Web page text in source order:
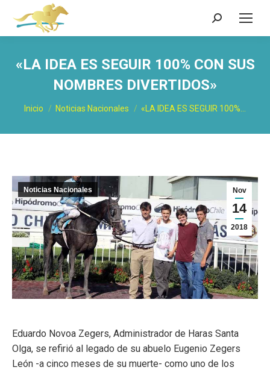
Buscar:
«LA IDEA ES SEGUIR 100% CON SUS
NOMBRES DIVERTIDOS»
Estás aquí:
Inicio Noticias Nacionales «LA IDEA ES SEGUIR 100%…
Nov
14
2018
Noticias Nacionales
Eduardo Novoa Zegers, Administrador de Haras Santa
Olga, se refirió al legado de su abuelo Eugenio Zegers
León -a cinco meses de su muerte- como uno de los